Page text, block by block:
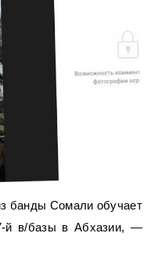
банды Сомали обучает
й в/базы в Абхазии, —